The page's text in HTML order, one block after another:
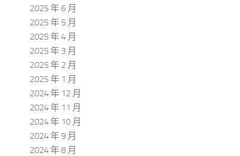
2025 年 6 月
2025 年 5 月
2025 年 4 月
2025 年 3 月
2025 年 2 月
2025 年 1 月
2024 年 12 月
2024 年 11 月
2024 年 10 月
2024 年 9 月
2024 年 8 月